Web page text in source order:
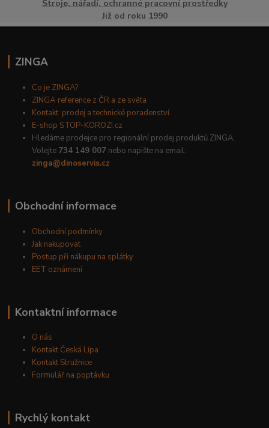
Stroje, nářadí, ochranné pracovní prostředky
Již od roku 1990
ZINGA
Co je ZINGA?
ZINGA reference z ČR a ze světa
Kontakt: prodej a technické poradenství
E-shop STOP-KOROZI.cz
Hledáme prodejce pro regionální prodej produktů ZINGA.
Volejte 734 149 007 nebo napište na email:
zinga@dinoservis.cz
Obchodní informace
Obchodní podmínky
Jak nakupovat
Postup při nákupu na splátky
EET oznámení
Kontaktní informace
O nás
Kontakt Česká Lípa
Kontakt Stružnice
Formulář na poptávku
Rychlý kontakt